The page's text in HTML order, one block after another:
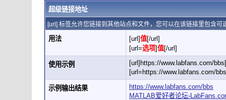
超级链接地址
[url] 标签允许您链接到其他站点和文件，您可以在该链接里包含可
用法 [url]值[/url]
[url=选项]值[/url]
使用示例
[url]https://www.labfans.com/
[url=https://www.labfans.com/
示例输出结果
https://www.labfans.com/bbs
MATLAB爱好者论坛-